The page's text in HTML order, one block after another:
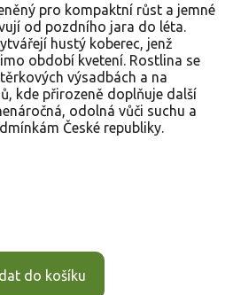
do košíku
pro kompaktní růst a jemné
od pozdního jara do léta.
hustý koberec, jenž
období kvetení. Rostlina se
výsadbách a na
kde přirozeně doplňuje další
odolná vůči suchu a
České republiky.